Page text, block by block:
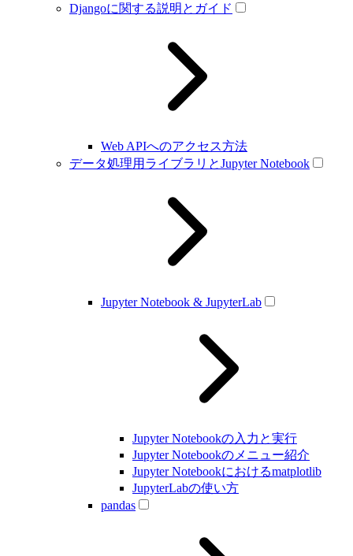
Djangoに関する説明とガイド
Web APIへのアクセス方法
データ処理用ライブラリとJupyter Notebook
Jupyter Notebook & JupyterLab
Jupyter Notebookの入力と実行
Jupyter Notebookのメニュー紹介
Jupyter Notebookにおけるmatplotlib
JupyterLabの使い方
pandas